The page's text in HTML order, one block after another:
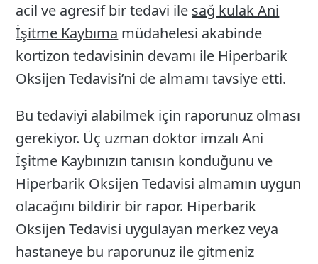
acil ve agresif bir tedavi ile sağ kulak Ani
İşitme Kaybıma müdahelesi akabinde
kortizon tedavisinin devamı ile Hiperbarik
Oksijen Tedavisi’ni de almamı tavsiye etti.
Bu tedaviyi alabilmek için raporunuz olması
gerekiyor. Üç uzman doktor imzalı Ani
İşitme Kaybınızın tanısın konduğunu ve
Hiperbarik Oksijen Tedavisi almamın uygun
olacağını bildirir bir rapor. Hiperbarik
Oksijen Tedavisi uygulayan merkez veya
hastaneye bu raporunuz ile gitmeniz